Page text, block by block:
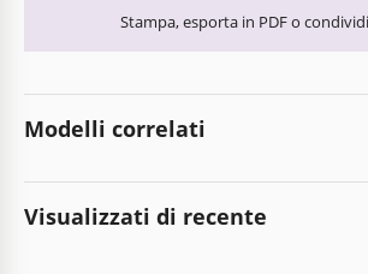
Stampa, esporta in PDF o
Modelli correlati
Visualizzati di recente